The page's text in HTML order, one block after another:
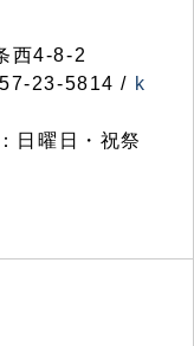
西4-8-2
23-5814 / k
日曜日・祝祭